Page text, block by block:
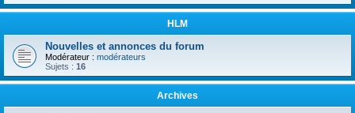
HLM
Nouvelles et annonces du forum
Modérateur : modérateurs
Sujets : 16
Archives